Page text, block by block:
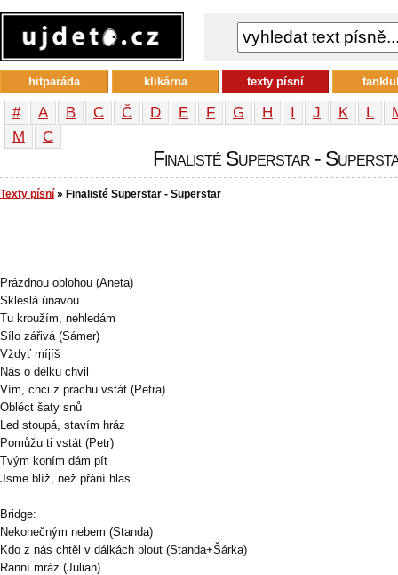
# A B C Č D E F G H I J K L
М
С
Finalisté Superstar -
Texty písní » Finalisté Superstar - Superstar
Prázdnou oblohou (Aneta)
Skleslá únavou
Tu kroužím, nehledám
Sílo zářivá (Sámer)
Vždyť míjíš
Nás o délku chvil
Vím, chci z prachu vstát (Petra)
Obléct šaty snů
Led stoupá, stavím hráz
Pomůžu ti vstát (Petr)
Tvým koním dám pít
Jsme blíž, než přání hlas
Bridge:
Nekonečným nebem (Standa)
Kdo z nás chtěl v dálkách plout (Standa+Šárka)
Ranní mráz (Julian)
hitparáda klikárna texty písní